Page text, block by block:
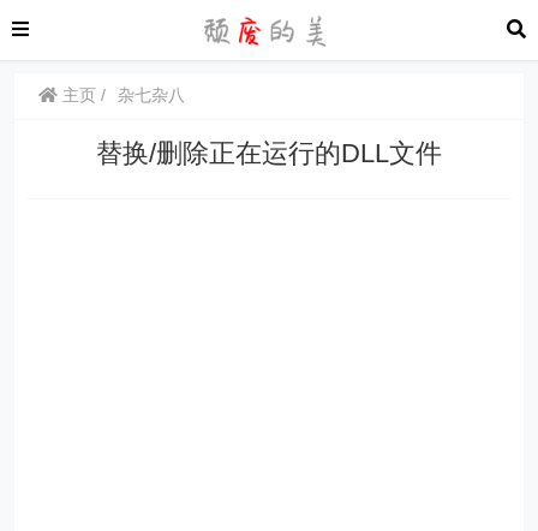
主页 杂七杂八
替换/删除正在运行的DLL文件